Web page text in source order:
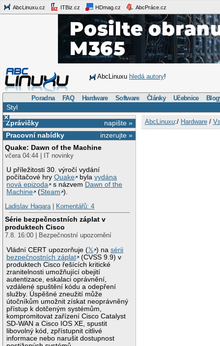
AbcLinuxu.cz ITBiz.cz HDmag.cz AbcPráce.cz
AbcLinuxu hledá autory!
Poradna FAQ Hardware Software Články Učebnice
Styl
×
napište »
Zprávičky
inzerujte »
Pracovní nabídky
Quake: Dawn of the Machine
včera 04:44 | IT novinky
U příležitosti 30. výročí vydání
počítačové hryQuake bylavydána
nová epizoda
s názvem Dawn of the
Machine
(Steam ).
Ladislav Hagara| Komentářů: 4
Série bezpečnostních záplat v
produktech Cisco
7.8. 16:00 | Bezpečnostní upozornění
Vládní CERT upozorňuje (𝕏 ) nasérii
bezpečnostních záplat
(CVSS 9.9) v
produktech Cisco řešících kritické
zranitelnosti umožňující obejití
autentizace, eskalaci oprávnění,
vzdálené spuštění kódu a odepření
služby. Úspěšné zneužití může
útočníkům umožnit získat neoprávněný
přístup k dotčeným systémům,
kompromitovat zařízení Cisco Catalyst
SD-WAN a Cisco IOS XE, spustit
libovolný kód, zpřístupnit citlivé
informace nebo narušit dostupnost
AbcLinuxu:/ Hardware/